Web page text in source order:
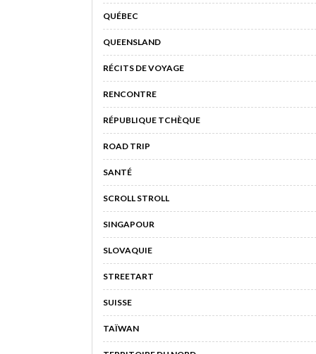
QUÉBEC
QUEENSLAND
RÉCITS DE VOYAGE
RENCONTRE
RÉPUBLIQUE TCHÈQUE
ROAD TRIP
SANTÉ
SCROLL STROLL
SINGAPOUR
SLOVAQUIE
STREETART
SUISSE
TAÏWAN